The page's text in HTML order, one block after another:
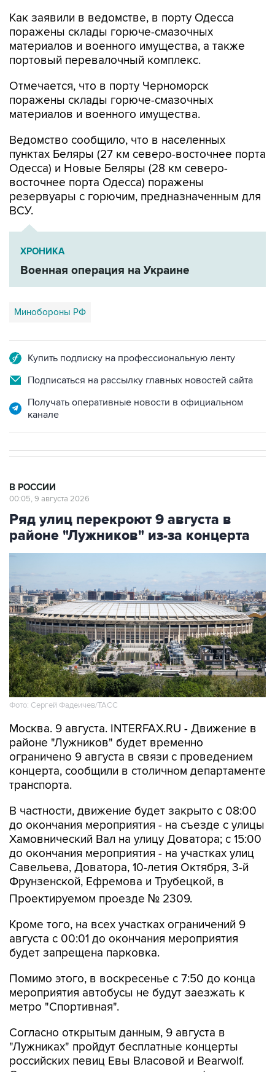
Как заявили в ведомстве, в порту Одесса
поражены склады горюче-смазочных
материалов и военного имущества, а также
портовый перевалочный комплекс.
Отмечается, что в порту Черноморск
поражены склады горюче-смазочных
материалов и военного имущества.
Ведомство сообщило, что в населенных
пунктах Беляры (27 км северо-восточнее порта
Одесса) и Новые Беляры (28 км северо-
восточнее порта Одесса) поражены
резервуары с горючим, предназначенным для
ВСУ.
ХРОНИКА
Военная операция на Украине
Минобороны РФ
Купить подписку на профессиональную ленту
Подписаться на рассылку главных новостей сайта
Получать оперативные новости в официальном
канале
В РОССИИ
00:05, 9 августа 2026
Ряд улиц перекроют 9 августа в
районе "Лужников" из-за концерта
Фото: Сергей Фадеичев/ТАСС
Москва. 9 августа. INTERFAX.RU - Движение в
районе "Лужников" будет временно
ограничено 9 августа в связи с проведением
концерта, сообщили в столичном департаменте
транспорта.
В частности, движение будет закрыто с 08:00
до окончания мероприятия - на съезде с улицы
Хамовнический Вал на улицу Доватора; с 15:00
до окончания мероприятия - на участках улиц
Савельева, Доватора, 10-летия Октября, 3-й
Фрунзенской, Ефремова и Трубецкой, в
Проектируемом проезде № 2309.
Кроме того, на всех участках ограничений 9
августа с 00:01 до окончания мероприятия
будет запрещена парковка.
Помимо этого, в воскресенье с 7:50 до конца
мероприятия автобусы не будут заезжать к
метро "Спортивная".
Согласно открытым данным, 9 августа в
"Лужниках" пройдут бесплатные концерты
российских певиц Евы Власовой и Bearwolf.